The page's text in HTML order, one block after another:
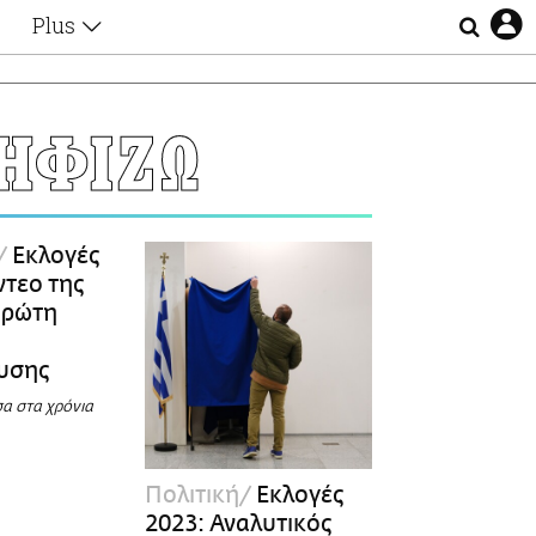
Plus
Αφιερώματα
Ζώδια
Οι Αθηναίοι
Απώλειες
Lgbtqi+
Εκλογές
της
στα χρόνια
Πολιτική Εκλογές
2023: Αναλυτικός